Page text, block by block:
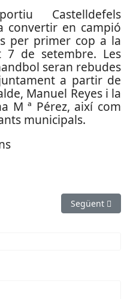
Castelldefels
convertir en campió
per primer cop a la
7 de setembre. Les
seran rebudes
a partir de
Manuel Reyes i la
M ª Pérez, així com
municipals.
formació per a tots els
Article
Següent